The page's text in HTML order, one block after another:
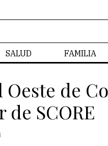
SALUD FAMILIA
Oeste de
SCORE